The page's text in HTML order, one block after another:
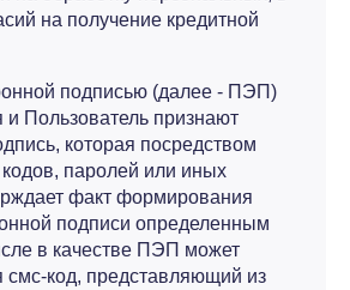
на получение кредитной
подписью (далее - ПЭП)
Пользователь признают
которая посредством
паролей или иных
факт формирования
подписи определенным
в качестве ПЭП может
смс-код, представляющий из